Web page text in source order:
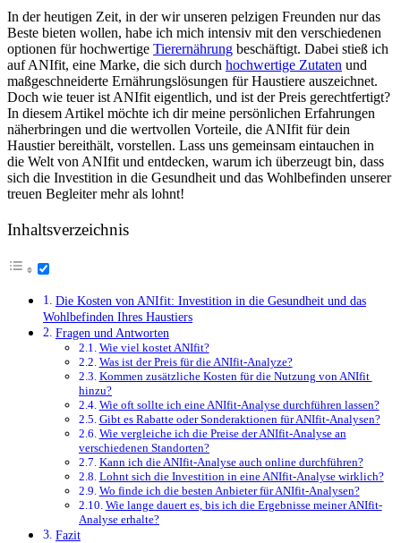
In der heutigen Zeit, in ⁣der wir unseren pelzigen​ Freunden nur das ​
Beste bieten‍ wollen, ​habe ich mich ⁣intensiv⁢ mit den ‌verschiedenen
⁤optionen für hochwertige ⁢ Tierernährung ​ beschäftigt.⁣ Dabei stieß‌ ich​
auf ANIfit, eine ​Marke, die ⁤sich durch⁢ hochwertige Zutaten ⁣und​
maßgeschneiderte ‌Ernährungslösungen für Haustiere ⁤auszeichnet.
Doch⁣ wie ‌teuer ist ANIfit eigentlich, ‍und ist ​der Preis⁤ gerechtfertigt?
In diesem ⁣Artikel‌ möchte ich dir meine persönlichen Erfahrungen
näherbringen und die wertvollen ‌Vorteile, ⁢die ANIfit für dein
Haustier​ bereithält,⁤ vorstellen. Lass uns gemeinsam eintauchen in
die Welt von ANIfit ⁤und‌ entdecken, warum ich überzeugt bin, ⁤dass
sich die Investition in die Gesundheit​ und das Wohlbefinden unserer
⁤treuen Begleiter mehr ​als lohnt!
Inhaltsverzeichnis
Die Kosten von ANIfit: ‌Investition in die Gesundheit⁢ und das
Wohlbefinden‍ Ihres Haustiers
Fragen⁢ und Antworten
Wie viel kostet ⁢ANIfit?
Was ist der Preis‌ für die ANIfit-Analyze?
Kommen zusätzliche Kosten⁢ für die Nutzung von ANIfit ​
hinzu?
Wie oft sollte‍ ich ⁢eine⁢ ANIfit-Analyse durchführen​ lassen?
Gibt es Rabatte oder Sonderaktionen für ‍ANIfit-Analysen?
Wie vergleiche ich die Preise ​der ANIfit-Analyse an
verschiedenen Standorten?
Kann ich die ‌ANIfit-Analyse​ auch ⁣online durchführen?
Lohnt ⁢sich​ die Investition in eine ANIfit-Analyse ‌wirklich?
Wo finde ich die besten Anbieter für ANIfit-Analysen?
Wie ⁤lange ⁣dauert es,‌ bis ‌ich die Ergebnisse​ meiner ANIfit-
Analyse erhalte?
Fazit